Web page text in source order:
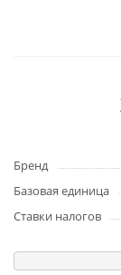
Бренд
Базовая единица
Ставки налогов